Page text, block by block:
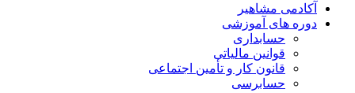
آکادمی مشاهیر
دوره های آموزشی
حسابداری
قوانین مالیاتی
قانون کار و تأمین اجتماعی
حسابرسی